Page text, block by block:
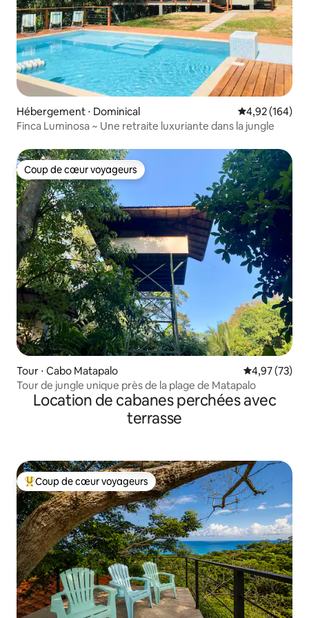
Hébergement ⋅ Dominical Évaluation
4,92 (164)
Finca Luminosa ~ Une retraite luxuriante dans la jungle
Coup de cœur voyageurs
Coup de cœur voyageurs
Tour ⋅ Cabo Matapalo Évaluation
4,97 (73)
Tour de jungle unique près de la plage de Matapalo
Location de cabanes perchées avec
terrasse
Coups de cœur voyageurs les plus appréciés
Coup de cœur voyageurs